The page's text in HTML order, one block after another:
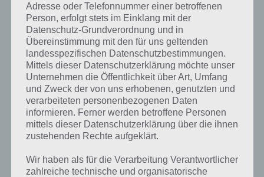
100 Doors Level 56
100 Doors: Level 57 Lösung
erstes muss man jedoch die 4 Buttons rausziehen. Drücke auf die
Buttons (zwei sind links, zwei rechts) und ziehe diese nun raus.
Adresse oder Telefonnummer einer betroffenen
Person, erfolgt stets im Einklang mit der
Datenschutz-Grundverordnung und in
Übereinstimmung mit den für uns geltenden
landesspezifischen Datenschutzbestimmungen.
Mittels dieser Datenschutzerklärung möchte unser
Unternehmen die Öffentlichkeit über Art, Umfang
und Zweck der von uns erhobenen, genutzten und
verarbeiteten personenbezogenen Daten
informieren. Ferner werden betroffene Personen
mittels dieser Datenschutzerklärung über die ihnen
zustehenden Rechte aufgeklärt.
Wir haben als für die Verarbeitung Verantwortlicher
zahlreiche technische und organisatorische